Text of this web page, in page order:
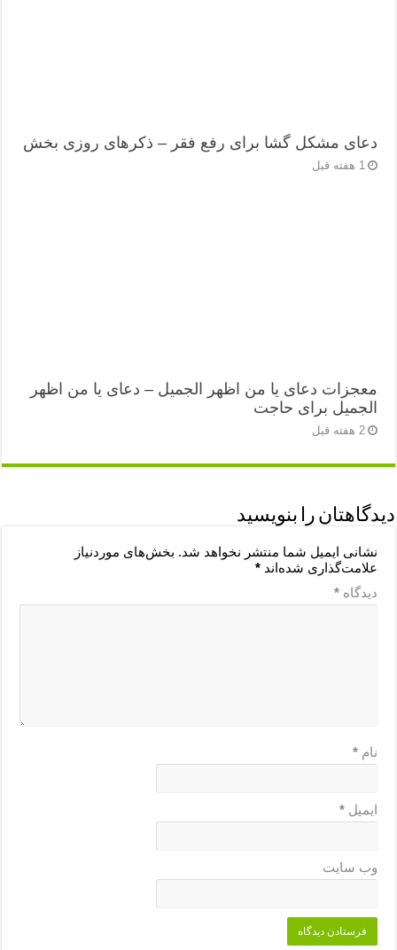
دعای مشکل گشا برای رفع فقر – ذکرهای روزی‌ بخش
1 هفته قبل
معجزات دعای یا من اظهر الجمیل – دعای یا من اظهر
الجمیل برای حاجت
2 هفته قبل
دیدگاهتان را بنویسید
نشانی ایمیل شما منتشر نخواهد شد. بخش‌های موردنیاز
علامت‌گذاری شده‌اند*
دیدگاه*
نام*
ایمیل*
وب‌ سایت